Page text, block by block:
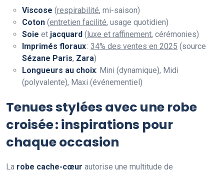
Viscose (respirabilité, mi-saison)
Coton (entretien facilité, usage quotidien)
Soie et jacquard (luxe et raffinement, cérémonies)
Imprimés floraux: 34% des ventes en 2025 (source
Sézane Paris, Zara)
Longueurs au choix: Mini (dynamique), Midi
(polyvalente), Maxi (événementiel)
Tenues stylées avec une robe
croisée : inspirations pour
chaque occasion
La robe cache-cœur autorise une multitude de